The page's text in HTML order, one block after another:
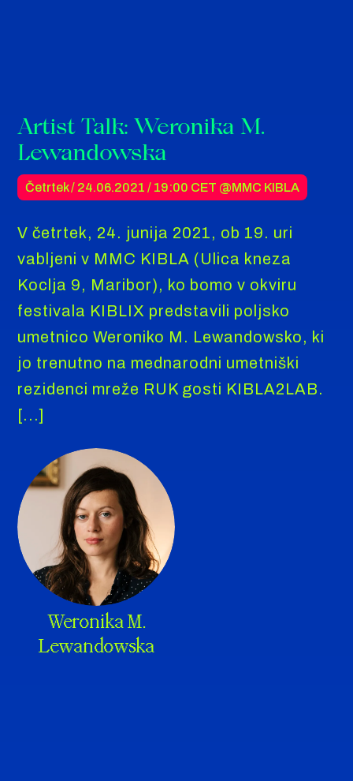
Artist Talk: Weronika M.
Lewandowska
Četrtek / 24.06.2021 / 19:00 CET @MMC KIBLA
V četrtek, 24. junija 2021, ob 19. uri
vabljeni v MMC KIBLA (Ulica kneza
Koclja 9, Maribor), ko bomo v okviru
festivala KIBLIX predstavili poljsko
umetnico Weroniko M. Lewandowsko, ki
jo trenutno na mednarodni umetniški
rezidenci mreže RUK gosti KIBLA2LAB.
[...]
Weronika M.
Lewandowska